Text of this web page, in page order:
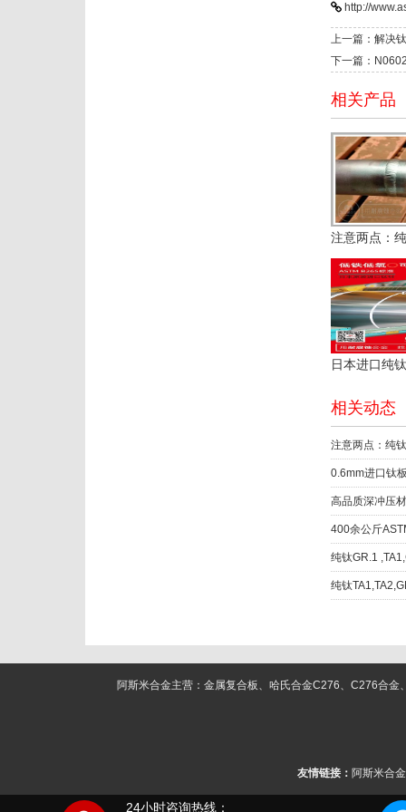
http://
上一篇：解决
下一篇：
相关产品
相关动态
注意两点：纯
0.6mm进口钛
高品质深冲压
400余公斤
纯钛GR.1
纯钛
阿斯米合金主营：金属复合板、哈氏合金C276、C276合
友情链接： 阿斯米合
24小时咨询热线：